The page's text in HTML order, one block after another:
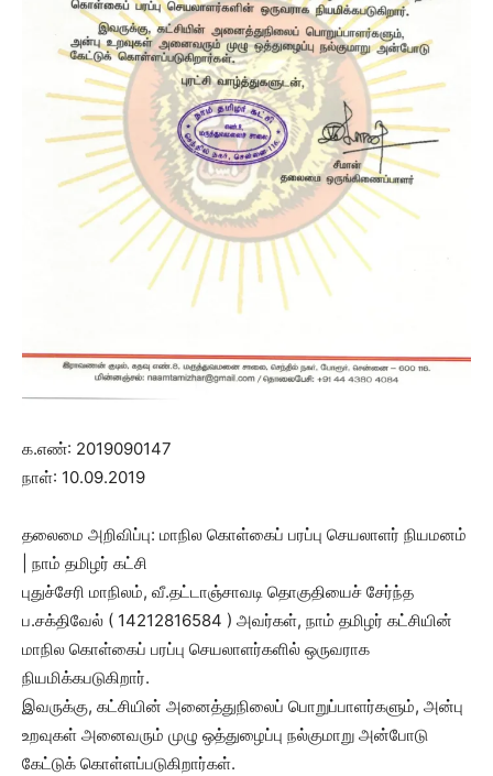
க.எண்: 2019090147
நாள்: 10.09.2019
தலைமை அறிவிப்பு: மாநில கொள்கைப் பரப்பு செயலாளர் நியமனம்
| நாம் தமிழர் கட்சி
புதுச்சேரி மாநிலம், வீ.தட்டாஞ்சாவடி தொகுதியைச் சேர்ந்த
ப.சக்திவேல் ( 14212816584 ) அவர்கள், நாம் தமிழர் கட்சியின்
மாநில கொள்கைப் பரப்பு செயலாளர்களில் ஒருவராக
நியமிக்கபடுகிறார்.
இவருக்கு, கட்சியின் அனைத்துநிலைப் பொறுப்பாளர்களும், அன்பு
உறவுகள் அனைவரும் முழு ஒத்துழைப்பு நல்குமாறு அன்போடு
கேட்டுக் கொள்ளப்படுகிறார்கள்.